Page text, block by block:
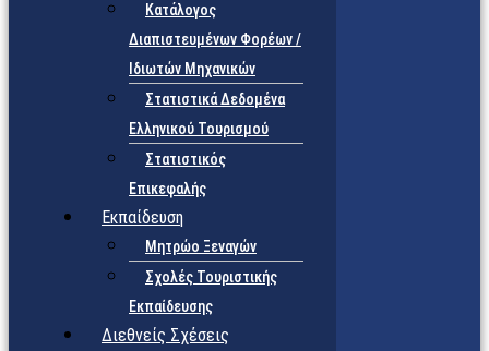
Κατάλογος
Διαπιστευμένων Φορέων /
Ιδιωτών Μηχανικών
Στατιστικά Δεδομένα
Ελληνικού Τουρισμού
Στατιστικός
Επικεφαλής
Εκπαίδευση
Μητρώο Ξεναγών
Σχολές Τουριστικής
Εκπαίδευσης
Διεθνείς Σχέσεις